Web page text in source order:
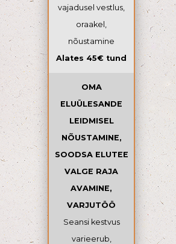
vajadusel vestlus,
oraakel,
nõustamine
Alates 45€ tund
OMA
ELUÜLESANDE
LEIDMISEL
NÕUSTAMINE,
SOODSA ELUTEE
VALGE RAJA
AVAMINE,
VARJUTÖÖ
Seansi kestvus
varieerub,